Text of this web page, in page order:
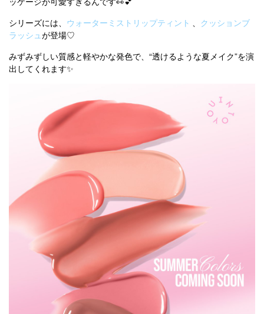
シリーズには、 ウォーターミストリップティント 、 クッションブ
ラッシュが登場♡
みずみずしい質感と軽やかな発色で、“透けるような夏メイク”を演
出してくれます✨